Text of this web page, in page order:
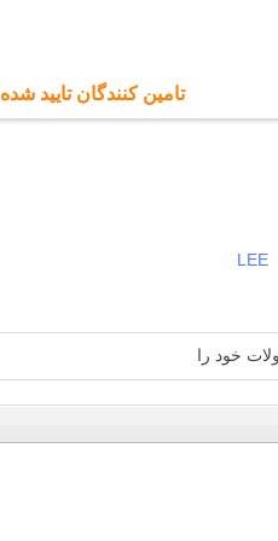
تامین کنندگان تایید شده
LEE